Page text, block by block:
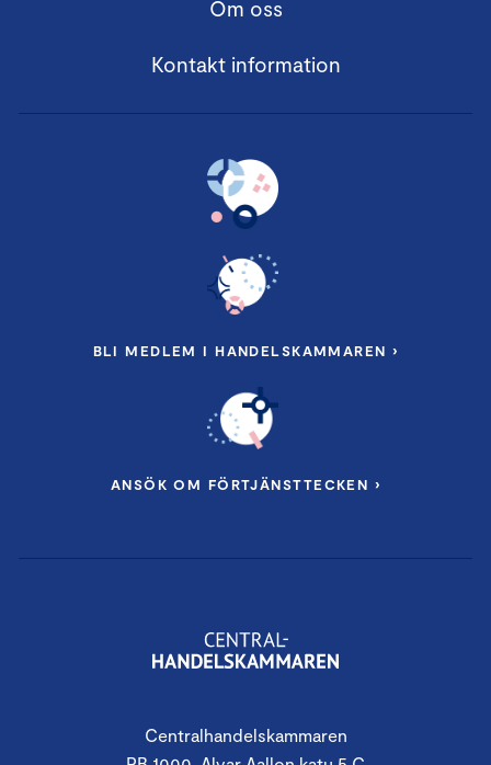
Centralhandelskammaren
Om oss
Kontakt information
BLI MEDLEM I HANDELSKAMMAREN ›
ANSÖK OM FÖRTJÄNSTTECKEN ›